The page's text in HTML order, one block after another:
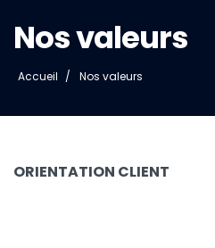
Nos valeurs
Accueil Nos valeurs
ORIENTATION CLIENT